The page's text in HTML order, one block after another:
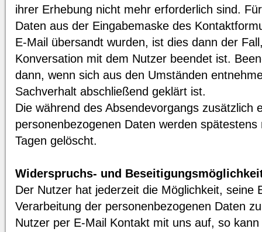
ihrer Erhebung nicht mehr erforderlich sind.
Daten aus der Eingabemaske des
E-Mail übersandt wurden, ist dies dann der
Konversation mit dem Nutzer beendet ist.
dann, wenn sich aus den Umständen
Sachverhalt abschließend geklärt ist.
Die während des Absendevorgangs zusätzlich
personenbezogenen Daten werden
Tagen gelöscht.
Widerspruchs- und
Der Nutzer hat jederzeit die Möglichkeit, seine
Verarbeitung der personenbezogenen Daten
Nutzer per E-Mail Kontakt mit uns auf, so